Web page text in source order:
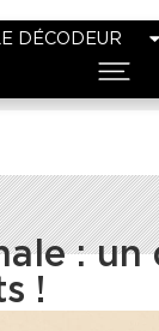
DÉCODEUR
: un
!